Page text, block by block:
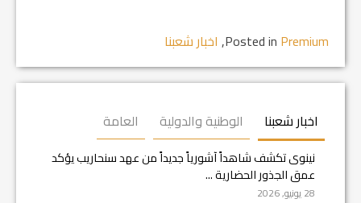
Posted in Premium
, اخبار شعبنا
اخبار شعبنا الوطنية والدولية العامة
نينوى تكشف شاهداً آشورياً جديداً من عهد سنحاريب يؤكد
عمق الجذور الحضارية ...
28 يونيو, 2026